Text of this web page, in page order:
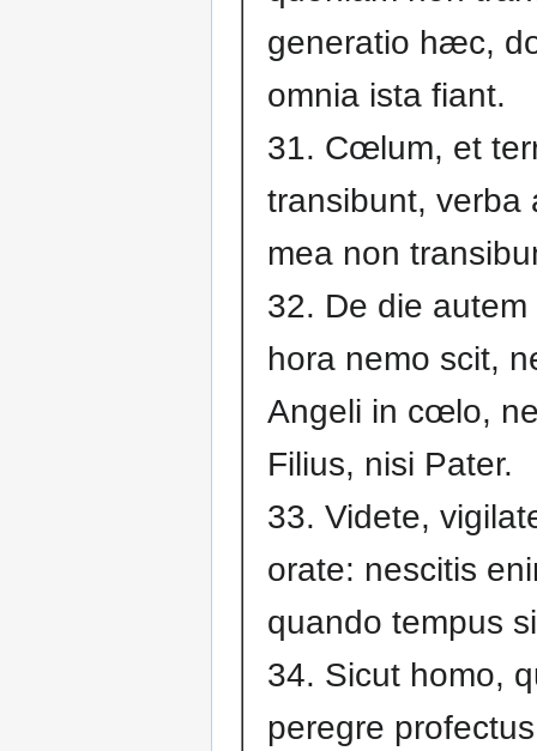
generatio hæc,
omnia ista fiant.
31. Cœlum, et
transibunt, verba
mea non
32. De die autem
hora nemo scit,
Angeli in cœlo,
Filius, nisi Pater.
33. Videte,
orate: nescitis
quando tempus
34. Sicut homo,
peregre